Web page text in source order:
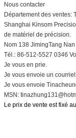
Nous contacter
Département des ventes:
Shanghai Kinsom
de matériel de précision.
Nom 138 JimingTang
Tél.: 86-512-5527 0346
Je vous en prie.
Je vous envoie un
Je vous envoie
MSN:
Le prix de vente est fixé